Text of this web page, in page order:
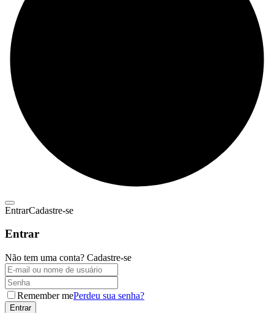
EntrarCadastre-se
Entrar
Não tem uma conta? Cadastre-se
Remember mePerdeu sua senha?